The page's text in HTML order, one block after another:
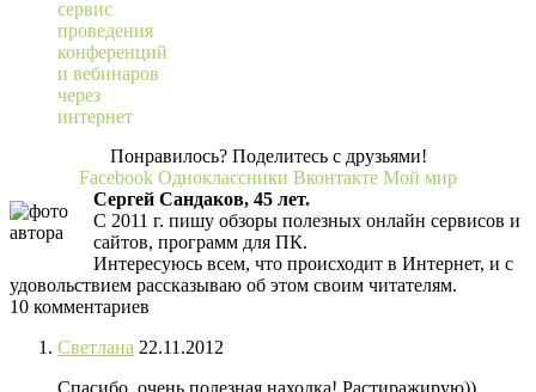
сервис
проведения
конференций
и вебинаров
через
интернет
Понравилось? Поделитесь с друзьями!
Facebook Одноклассники Вконтакте Мой мир
Сергей Сандаков, 45 лет.
С 2011 г. пишу обзоры полезных онлайн сервисов и
сайтов, программ для ПК.
Интересуюсь всем, что происходит в Интернет, и с
удовольствием рассказываю об этом своим читателям.
10 комментариев
Светлана 22.11.2012
Спасибо, очень полезная находка! Растиражирую))